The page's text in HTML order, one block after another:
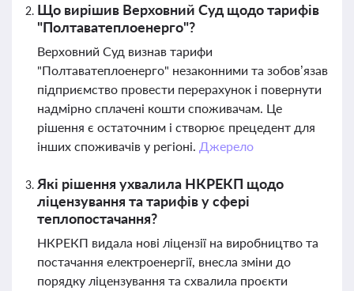
Що вирішив Верховний Суд щодо тарифів
"Полтаватеплоенерго"?
Верховний Суд визнав тарифи
"Полтаватеплоенерго" незаконними та зобов’язав
підприємство провести перерахунок і повернути
надмірно сплачені кошти споживачам. Це
рішення є остаточним і створює прецедент для
інших споживачів у регіоні. Джерело
Які рішення ухвалила НКРЕКП щодо
ліцензування та тарифів у сфері
теплопостачання?
НКРЕКП видала нові ліцензії на виробництво та
постачання електроенергії, внесла зміни до
порядку ліцензування та схвалила проєкти